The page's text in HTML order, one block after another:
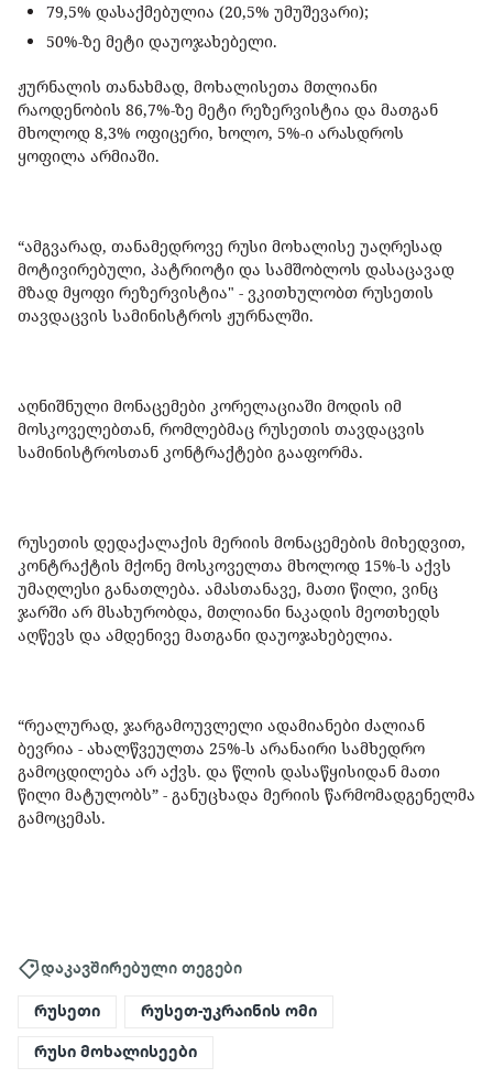
79,5% დასაქმებულია (20,5% უმუშევარი);
50%-ზე მეტი დაუოჯახებელი.
ჟურნალის თანახმად, მოხალისეთა მთლიანი
რაოდენობის 86,7%-ზე მეტი რეზერვისტია და მათგან
მხოლოდ 8,3% ოფიცერი, ხოლო, 5%-ი არასდროს
ყოფილა არმიაში.
“ამგვარად, თანამედროვე რუსი მოხალისე უაღრესად
მოტივირებული, პატრიოტი და სამშობლოს დასაცავად
მზად მყოფი რეზერვისტია" - ვკითხულობთ რუსეთის
თავდაცვის სამინისტროს ჟურნალში.
აღნიშნული მონაცემები კორელაციაში მოდის იმ
მოსკოველებთან, რომლებმაც რუსეთის თავდაცვის
სამინისტროსთან კონტრაქტები გააფორმა.
რუსეთის დედაქალაქის მერიის მონაცემების მიხედვით,
კონტრაქტის მქონე მოსკოველთა მხოლოდ 15%-ს აქვს
უმაღლესი განათლება. ამასთანავე, მათი წილი, ვინც
ჯარში არ მსახურობდა, მთლიანი ნაკადის მეოთხედს
აღწევს და ამდენივე მათგანი დაუოჯახებელია.
“რეალურად, ჯარგამოუვლელი ადამიანები ძალიან
ბევრია - ახალწვეულთა 25%-ს არანაირი სამხედრო
გამოცდილება არ აქვს. და წლის დასაწყისიდან მათი
წილი მატულობს” - განუცხადა მერიის წარმომადგენელმა
გამოცემას.
დაკავშირებული თეგები
რუსეთი რუსეთ-უკრაინის ომი
რუსი მოხალისეები